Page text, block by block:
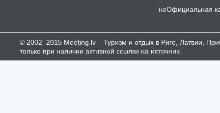
неОфициальная
© 2002–2015 Meeting.lv – Туризм и отдых в Риге, Латвии,
только при наличии активной ссылки на источник.